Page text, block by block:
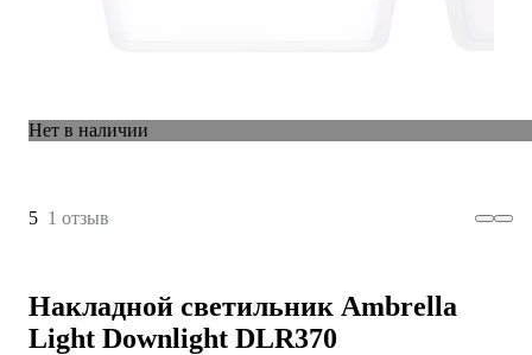
Нет в наличии
5 1 отзыв
Накладной светильник Ambrella
Light Downlight DLR370